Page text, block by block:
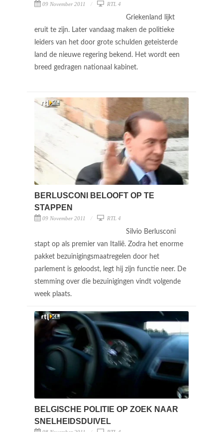
09 November 2011 RTL 4
Griekenland lijkt
eruit te zijn. Later vandaag maken de politieke
leiders van het door grote schulden geteisterde
land de nieuwe regering bekend. Het wordt een
breed gedragen nationaal kabinet.
BERLUSCONI BELOOFT OP TE
STAPPEN
09 November 2011 RTL 4
Silvio Berlusconi
stapt op als premier van Italië. Zodra het enorme
pakket bezuinigingsmaatregelen door het
parlement is geloodst, legt hij zijn functie neer. De
stemming over die bezuinigingen vindt volgende
week plaats.
BELGISCHE POLITIE OP ZOEK NAAR
SNELHEIDSDUIVEL